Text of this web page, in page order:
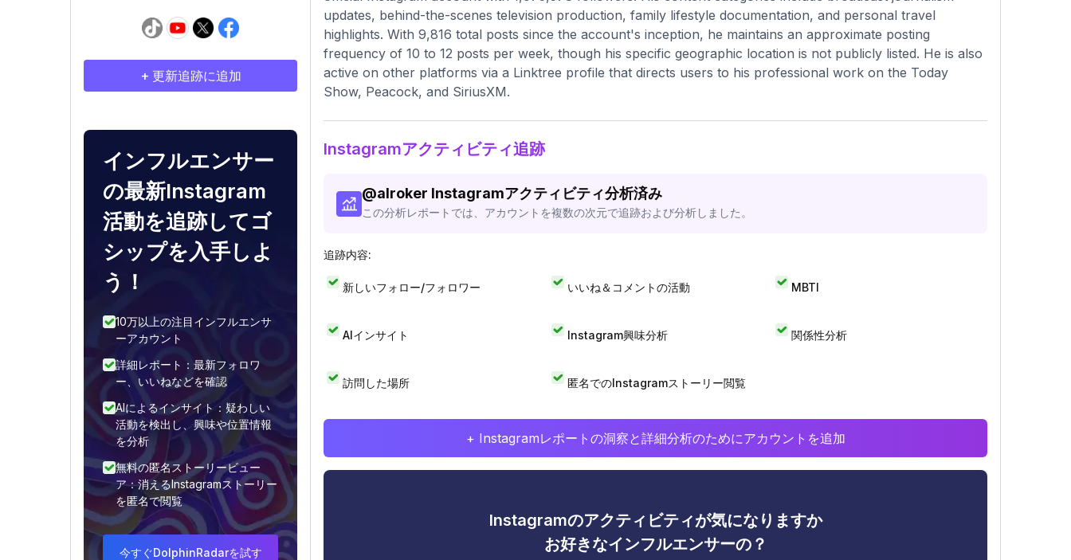
+ 更新追跡に追加
インフルエンサー
の最新Instagram
活動を追跡してゴ
シップを入手しよ
う！
10万以上の注目インフルエンサ
ーアカウント
詳細レポート：最新フォロワ
ー、いいねなどを確認
AIによるインサイト：疑わしい
活動を検出し、興味や位置情報
を分析
無料の匿名ストーリービュー
ア：消えるInstagramストーリー
を匿名で閲覧
今すぐDolphinRadarを試す
updates, behind-the-scenes television production, family lifestyle documentation, and personal travel
highlights. With 9,816 total posts since the account's inception, he maintains an approximate posting
frequency of 10 to 12 posts per week, though his specific geographic location is not publicly listed. He is also
active on other platforms via a Linktree profile that directs users to his professional work on the Today
Show, Peacock, and SiriusXM.
Instagramアクティビティ追跡
@alroker Instagramアクティビティ分析済み
この分析レポートでは、アカウントを複数の次元で追跡および分析しました。
追跡内容:
新しいフォロー/フォロワー いいね＆コメントの活動 MBTI
AIインサイト Instagram興味分析 関係性分析
訪問した場所 匿名でのInstagramストーリー閲覧
+ Instagramレポートの洞察と詳細分析のためにアカウントを追加
Instagramのアクティビティが気になりますか
お好きなインフルエンサーの？